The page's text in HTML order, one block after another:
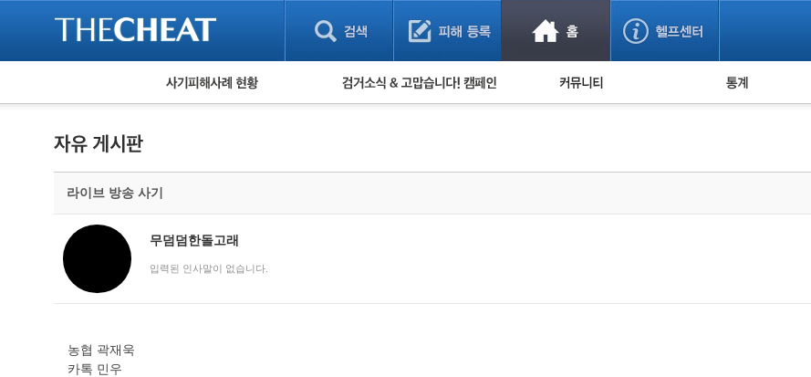
피해사례 현황
유해사이트 목록
비공개 피해사례
워킹홀리데이 피해사례
검거 소식 사기 예방했어요! 누적 피해사례 통계
라이브 방송 사기
무덤덤한돌고래
입력된 인사말이 없습니다.
농협 곽재욱
카톡 민우